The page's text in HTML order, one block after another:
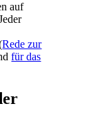
auf
Rede zur
für das